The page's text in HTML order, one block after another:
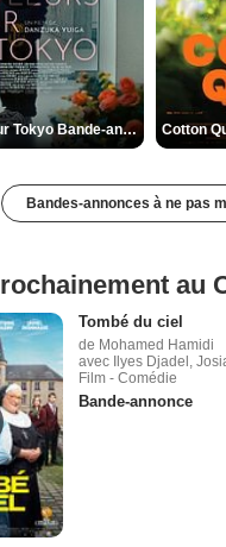
Des Fleurs pour Tokyo Bande-annonce VO STFR
Bandes-annonces à ne pas
au
Tombé du ciel
de Mohamed Hamidi
avec Ilyes Djadel,
Film - Comédie
Bande-annonce